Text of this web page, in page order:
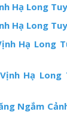
Hạ Long
Hạ Long
Hạ Long
Hạ Long
Ngắm